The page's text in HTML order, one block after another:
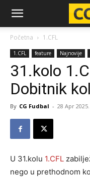
CG-
Fudbal
Početna 1.CFL
1.CFL feature Najnovije
31.kolo
Dobitnik
By CG Fudbal - 28 Apr
U 31.kolu 1.CFL
nego u prethodnom